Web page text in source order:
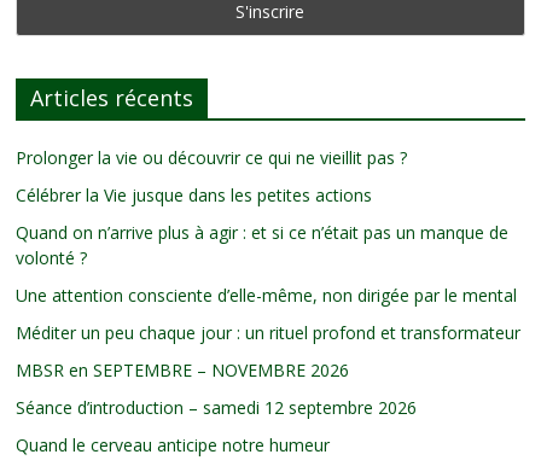
Articles récents
Prolonger la vie ou découvrir ce qui ne vieillit pas ?
Célébrer la Vie jusque dans les petites actions
Quand on n’arrive plus à agir : et si ce n’était pas un manque de
volonté ?
Une attention consciente d’elle-même, non dirigée par le mental
Méditer un peu chaque jour : un rituel profond et transformateur
MBSR en SEPTEMBRE – NOVEMBRE 2026
Séance d’introduction – samedi 12 septembre 2026
Quand le cerveau anticipe notre humeur